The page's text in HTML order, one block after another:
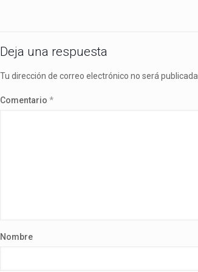
Deja una respuesta
Tu dirección de correo electrónico no será publicada.
Comentario *
Nombre